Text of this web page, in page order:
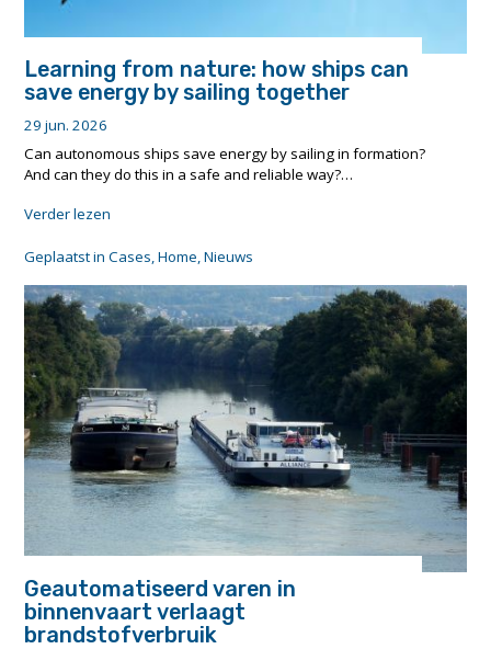
Learning from nature: how ships can
save energy by sailing together
29 jun. 2026
Can autonomous ships save energy by sailing in formation?
And can they do this in a safe and reliable way?…
Verder lezen
nature:
ships
can
save
energy
by
sailing
together"
Geplaatst inCases,Home,Nieuws
Geautomatiseerd varen in
binnenvaart verlaagt
brandstofverbruik